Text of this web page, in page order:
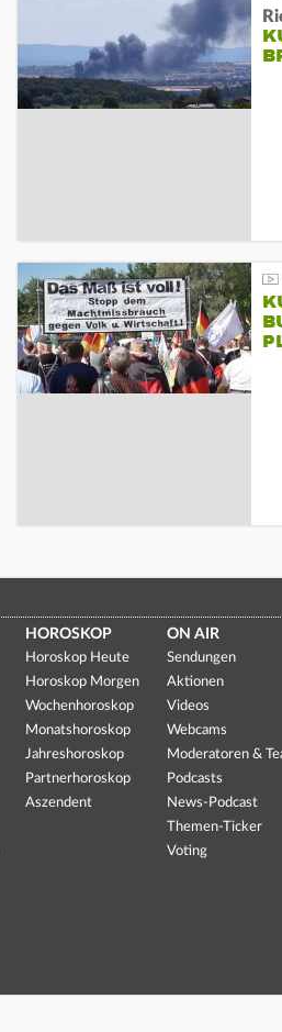
HOROSKOP
Horoskop Heute
Horoskop Morgen
Wochenhoroskop
Monatshoroskop
Jahreshoroskop
Partnerhoroskop
Aszendent
ON AIR
Sendungen
Aktionen
Videos
Webcams
Moderatoren &
Podcasts
News-Podcast
Themen-Ticker
Voting